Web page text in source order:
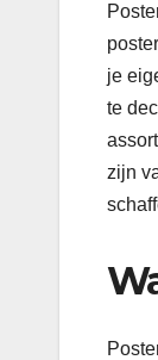
je
te
zijn